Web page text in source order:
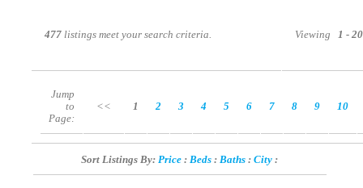
477listings meet your search criteria. Viewing 1 -
Jump
to
Page:
<< 1 2 3 4 5 6 7 8 9 10
Sort Listings By: Price : Beds : Baths : City :